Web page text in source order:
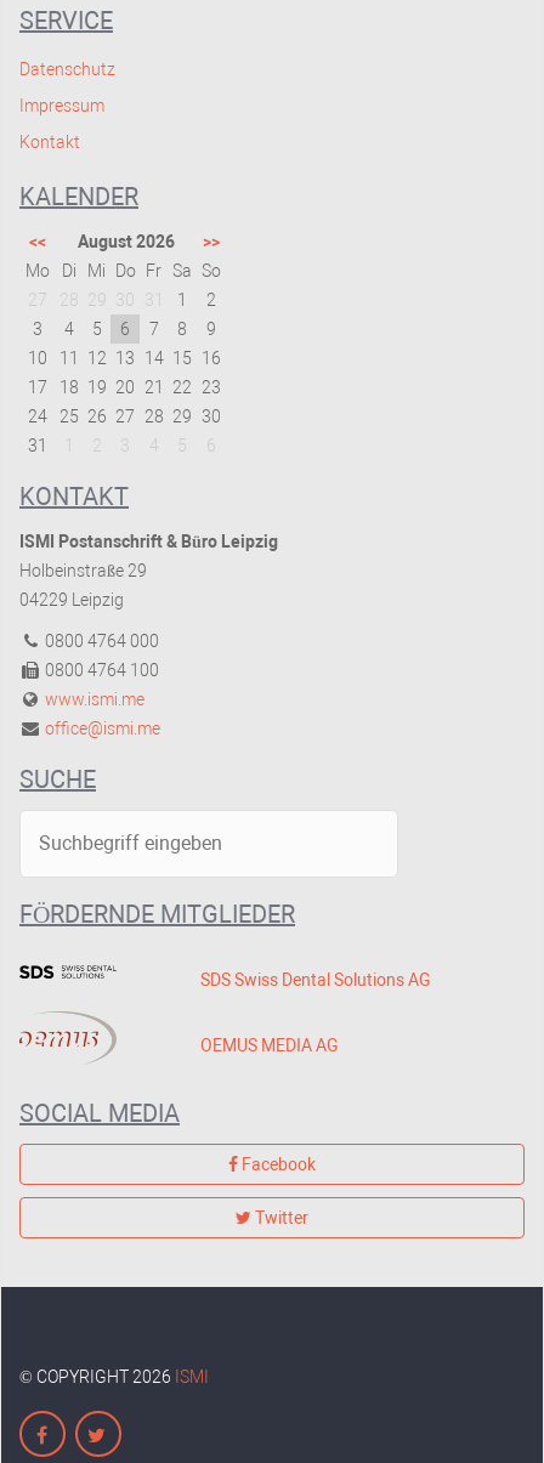
SERVICE
Datenschutz
Impressum
Kontakt
KALENDER
<< August 2026
>>
Mo
Di Mi Do Fr Sa So
27
28 29 30 31 1
2
3
4 5 6 7 8
9
10
11 12 13 14 15
16
17
18 19 20 21 22
23
24
25 26 27 28 29 30
31
2 3 4 5 6
KONTAKT
ISMI Postanschrift & Büro Leipzig
Holbeinstraße 29
04229 Leipzig
0800 4764 000
0800 4764 100
www.ismi.me
office@ismi.me
SUCHE
FÖRDERNDE MITGLIEDER
SDS Swiss Dental Solutions AG
OEMUS MEDIA AG
SOCIAL MEDIA
Facebook
Twitter
© COPYRIGHT 2026 ISMI